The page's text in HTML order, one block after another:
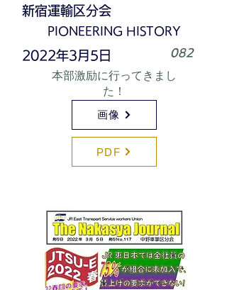
新宿運輸区分会
PIONEERING HISTORY
2022年3月5日 082
本部激励に行ってきまし
た！
画像
PDF